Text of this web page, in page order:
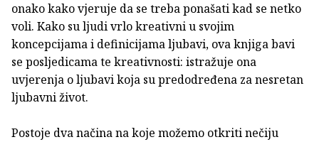
onako kako vjeruje da se treba ponašati kad se netko
voli. Kako su ljudi vrlo kreativni u svojim
koncepcijama i definicijama ljubavi, ova knjiga bavi
se posljedicama te kreativnosti: istražuje ona
uvjerenja o ljubavi koja su predodređena za nesretan
ljubavni život.
Postoje dva načina na koje možemo otkriti nečiju